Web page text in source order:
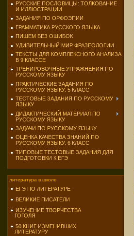
РУССКИЕ ПОСЛОВИЦЫ: ТОЛКОВАНИЕ
И ИЛЛЮСТРАЦИИ
ЗАДАНИЯ ПО ОРФОЭПИИ
ГРАММАТИКА РУССКОГО ЯЗЫКА
ПИШЕМ БЕЗ ОШИБОК
УДИВИТЕЛЬНЫЙ МИР ФРАЗЕОЛОГИИ
ТЕКСТЫ ДЛЯ КОМПЛЕКСНОГО АНАЛИЗА
В 9 КЛАССЕ
ТРЕНИРОВОЧНЫЕ УПРАЖНЕНИЯ ПО
РУССКОМУ ЯЗЫКУ
ПРАКТИЧЕСКИЕ ЗАДАНИЯ ПО
РУССКОМУ ЯЗЫКУ. 5 КЛАСС
ТЕСТОВЫЕ ЗАДАНИЯ ПО РУССКОМУ
ЯЗЫКУ
ДИДАКТИЧЕСКИЙ МАТЕРИАЛ ПО
РУССКОМУ ЯЗЫКУ
ЗАДАЧИ ПО РУССКОМУ ЯЗЫКУ
ОЦЕНКА КАЧЕСТВА ЗНАНИЙ ПО
РУССКОМУ ЯЗЫКУ. 6 КЛАСС
ТИПОВЫЕ ТЕСТОВЫЕ ЗАДАНИЯ ДЛЯ
ПОДГОТОВКИ К ЕГЭ
литература в школе
ЕГЭ ПО ЛИТЕРАТУРЕ
ВЕЛИКИЕ ПИСАТЕЛИ
ИЗУЧЕНИЕ ТВОРЧЕСТВА
ГОГОЛЯ
50 КНИГ ИЗМЕНИВШИХ
ЛИТЕРАТУРУ